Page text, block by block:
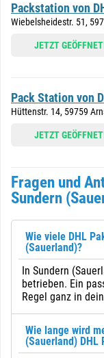
Packstation von
Wiebelsheidestr. 51,
JETZT
Pack Station von
Hüttenstr. 14, 59759
JETZT
Fragen und
Sundern
Wie viele DHL
(Sauerland)?
In Sundern
betrieben. Ein
Regel ganz in
Wie lange wird
(Sauerland) DHL